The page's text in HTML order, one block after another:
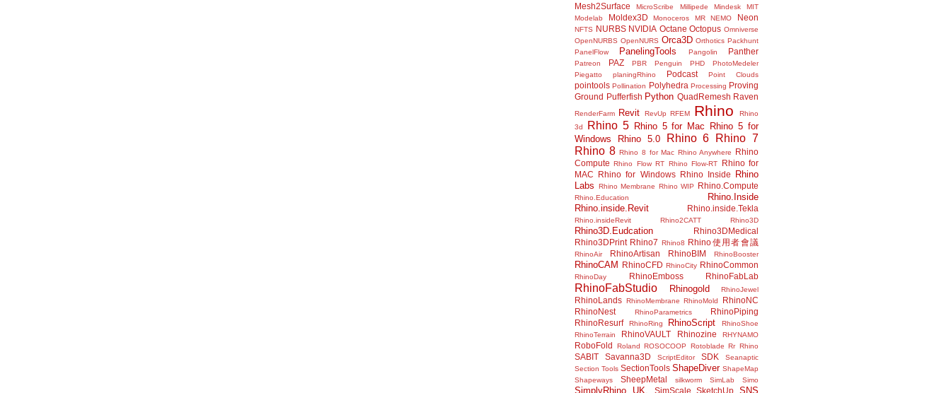
Mesh2Surface MicroScribe Millipede Mindesk
MIT
Modelab
Moldex3D Monoceros MR NEMO Neon
NFTS NURBS NVIDIA Octane Octopus Omniverse
OpenNURBS OpenNURS Orca3D Orthotics Packhunt
PanelFlow
PanelingTools Pangolin Panther
Patreon PAZ PBR Penguin PHD
PhotoMedeler
Piegatto
planingRhino Podcast Point Clouds
pointools Pollination Polyhedra Processing Proving
Ground Pufferfish Python QuadRemesh Raven
RenderFarm Revit RevUp RFEM Rhino
Rhino
3d
Rhino 5 Rhino 5 for Mac
Rhino 5 for
Windows
Rhino 5.0 Rhino 6
Rhino 7
Rhino 8 Rhino 8 for Mac Rhino Anywhere
Rhino
Compute Rhino Flow RT Rhino Flow-RT
Rhino for
MAC
Rhino for Windows Rhino Inside
Rhino
Labs
Rhino Membrane Rhino WIP Rhino.Compute
Rhino.Education
Rhino.Inside
Rhino.inside.Revit
Rhino.inside.Tekla
Rhino.insideRevit Rhino2CATT Rhino3D
Rhino3D.Eudcation
Rhino3DMedical
Rhino3DPrint Rhino7 Rhino8 Rhino使用者會議
RhinoAir RhinoArtisan RhinoBIM RhinoBooster
RhinoCAM RhinoCFD RhinoCity RhinoCommon
RhinoDay RhinoEmboss RhinoFabLab
RhinoFabStudio Rhinogold RhinoJewel
RhinoLands RhinoMembrane RhinoMold
RhinoNC
RhinoNest
RhinoParametrics
RhinoPiping
RhinoResurf
RhinoRing RhinoScript
RhinoShoe
RhinoTerrain
RhinoVAULT Rhinozine RHYNAMO
RoboFold Roland ROSOCOOP Rotoblade Rr Rhino
SABIT Savanna3D ScriptEditor SDK
Seanaptic
Section Tools SectionTools ShapeDiver ShapeMap
Shapeways
SheepMetal silkworm SimLab Simo
SimplyRhino UK. SimScale SketchUp SNS